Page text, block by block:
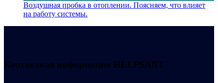
Воздушная пробка в отоплении. Поясняем, что влияет
на работу системы.
Контактная информация HELPSANT